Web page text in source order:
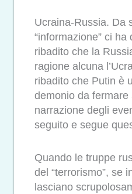
Ucraina-Russia. Da
“informazione” ci
ribadito che la
ragione alcuna
ribadito che Putin è
demonio da fermare
narrazione degli
seguito e segue
Quando le truppe
del “terrorismo”, se
lasciano